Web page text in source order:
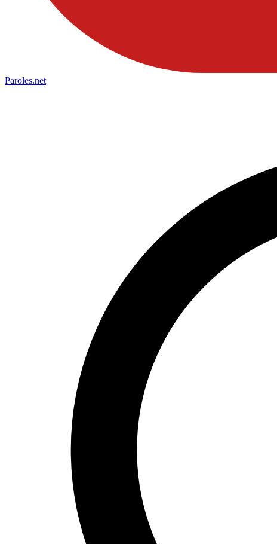
Paroles.net